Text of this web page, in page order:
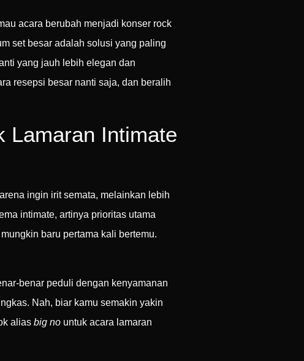
acara berubah menjadi konser rock
set besar adalah solusi yang paling
yang jauh lebih elegan dan
resepsi besar nanti saja, dan beralih
Lamaran Intimate
ingin irit semata, melainkan lebih
intimate, artinya prioritas utama
baru pertama kali bertemu.
benar peduli dengan kenyamanan
Nah, biar kamu semakin yakin
alias big no untuk acara lamaran